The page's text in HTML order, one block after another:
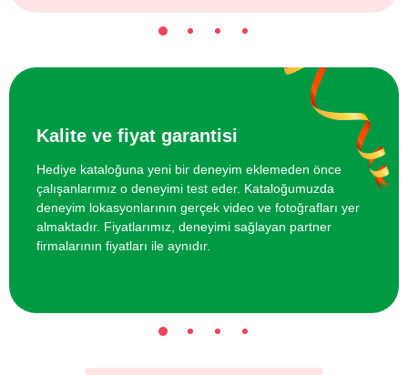
Kalite ve fiyat garantisi
Hediye kataloğuna yeni bir deneyim eklemeden önce
çalışanlarımız o deneyimi test eder. Kataloğumuzda
deneyim lokasyonlarının gerçek video ve fotoğrafları yer
almaktadır. Fiyatlarımız, deneyimi sağlayan partner
firmalarının fiyatları ile aynıdır.